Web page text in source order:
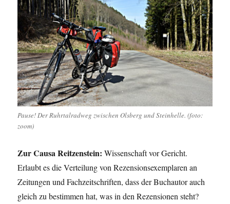
Pause! Der Ruhrtalradweg zwischen Olsberg und Steinhelle. (foto:
zoom)
Zur Causa Reitzenstein: Wissenschaft vor Gericht.
Erlaubt es die Verteilung von Rezensionsexemplaren an
Zeitungen und Fachzeitschriften, dass der Buchautor auch
gleich zu bestimmen hat, was in den Rezensionen steht?